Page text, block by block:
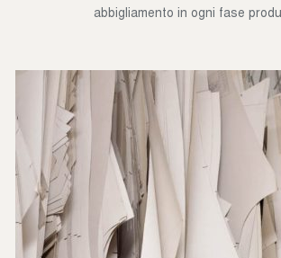
abbigliamento in ogni fase